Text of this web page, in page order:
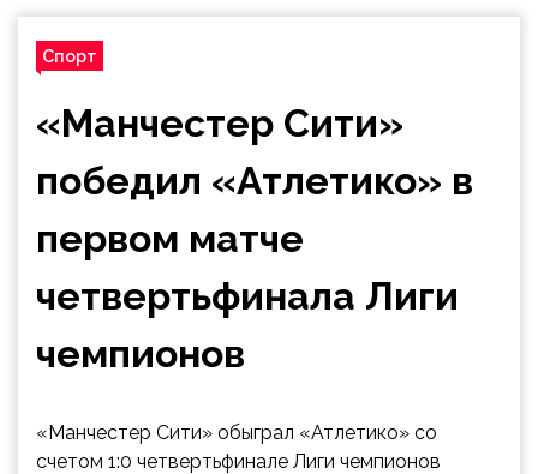
Спорт
«Манчестер Сити»
победил «Атлетико» в
первом матче
четвертьфинала Лиги
чемпионов
«Манчестер Сити» обыграл «Атлетико» со
счетом 1:0 четвертьфинале Лиги чемпионов